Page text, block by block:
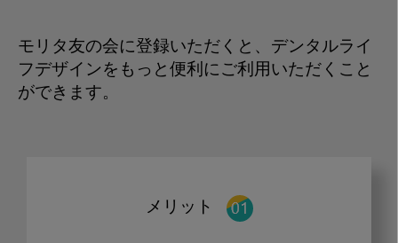
モリタ友の会に登録いただくと、デンタルライ
フデザインをもっと便利にご利用いただくこと
ができます。
メリット